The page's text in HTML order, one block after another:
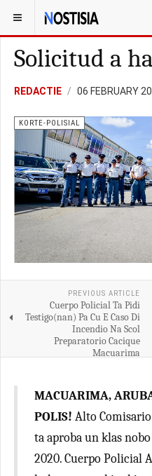
YOU ARE HERE: ARUBA
Solicitud a
REDACTIE 06 FEBRUARY
KORTE-POLISIAL
PREVIOUS ARTICLE
Cuerpo Policial Ta Pidi
Testigo(nan) Pa Cu E Caso Di
Incendio Na Scol
Preparatorio Cacique
Macuarima
MACUARIMA,
POLIS! Alto
ta aproba un klas
2020. Cuerpo Policial